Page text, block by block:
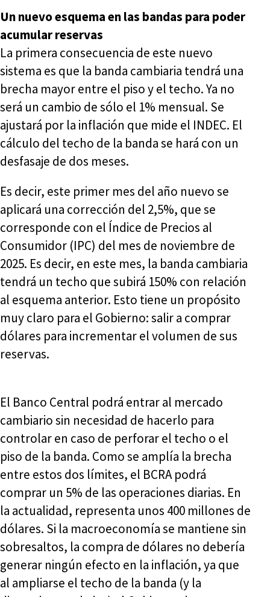
Un nuevo esquema en las bandas para poder
acumular reservas
La primera consecuencia de este nuevo
sistema es que la banda cambiaria tendrá una
brecha mayor entre el piso y el techo. Ya no
será un cambio de sólo el 1% mensual. Se
ajustará por la inflación que mide el INDEC. El
cálculo del techo de la banda se hará con un
desfasaje de dos meses.
Es decir, este primer mes del año nuevo se
aplicará una corrección del 2,5%, que se
corresponde con el Índice de Precios al
Consumidor (IPC) del mes de noviembre de
2025. Es decir, en este mes, la banda cambiaria
tendrá un techo que subirá 150% con relación
al esquema anterior. Esto tiene un propósito
muy claro para el Gobierno: salir a comprar
dólares para incrementar el volumen de sus
reservas.
El Banco Central podrá entrar al mercado
cambiario sin necesidad de hacerlo para
controlar en caso de perforar el techo o el
piso de la banda. Como se amplía la brecha
entre estos dos límites, el BCRA podrá
comprar un 5% de las operaciones diarias. En
la actualidad, representa unos 400 millones de
dólares. Si la macroeconomía se mantiene sin
sobresaltos, la compra de dólares no debería
generar ningún efecto en la inflación, ya que
al ampliarse el techo de la banda (y la